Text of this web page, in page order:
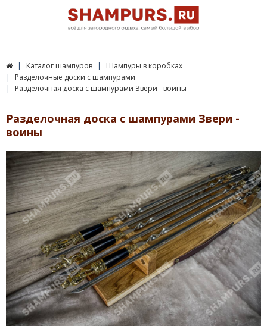
Каталог шампуров
Шампуры в коробках
Разделочные доски с шампурами
Разделочная доска с шампурами Звери - воины
Разделочная доска с шампурами Звери -
воины